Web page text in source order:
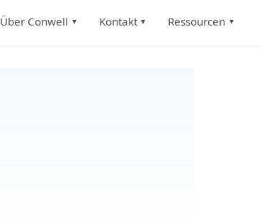
Über Conwell Kontakt Ressourcen